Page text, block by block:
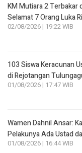
KM Mutiara 2 Terbakar
Selamat 7 Orang Luka
02/08/2026 | 19:22 WIB
103 Siswa Keracunan
di Rejotangan
01/08/2026 | 17:47 WIB
Wamen Dahnil Ansar:
Pelakunya Ada Ustad
01/08/2026 | 16:44 WIB